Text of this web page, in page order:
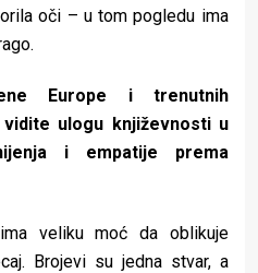
oči – u tom pogledu ima
Europe i trenutnih
ulogu književnosti u
i empatije prema
veliku moć da oblikuje
Brojevi su jedna stvar, a